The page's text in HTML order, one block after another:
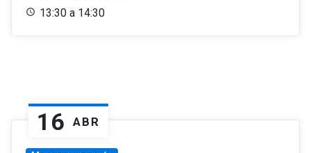
13:30 a 14:30
16 ABR